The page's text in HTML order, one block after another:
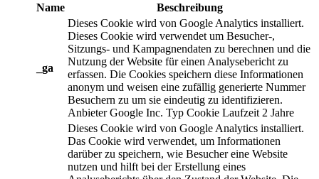
Name
Beschreibung
_ga
Dieses Cookie wird von Google Analytics installiert.
Dieses Cookie wird verwendet um Besucher-,
Sitzungs- und Kampagnendaten zu berechnen und die
Nutzung der Website für einen Analysebericht zu
erfassen. Die Cookies speichern diese Informationen
anonym und weisen eine zufällig generierte Nummer
Besuchern zu um sie eindeutig zu identifizieren.
Anbieter Google Inc. Typ Cookie Laufzeit 2 Jahre
Dieses Cookie wird von Google Analytics installiert.
Das Cookie wird verwendet, um Informationen
darüber zu speichern, wie Besucher eine Website
nutzen und hilft bei der Erstellung eines